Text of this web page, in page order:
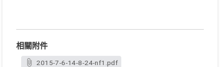
相關附件
2015-7-6-14-8-24-nf1.pdf